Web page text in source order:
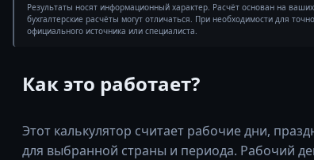
Результаты носят информационный характер. Расчёт основан на
бухгалтерские расчёты могут отличаться. При необходимости для
официального источника или специалиста.
Как это работает?
Этот калькулятор считает рабочие дни,
для выбранной страны и периода. Рабочий